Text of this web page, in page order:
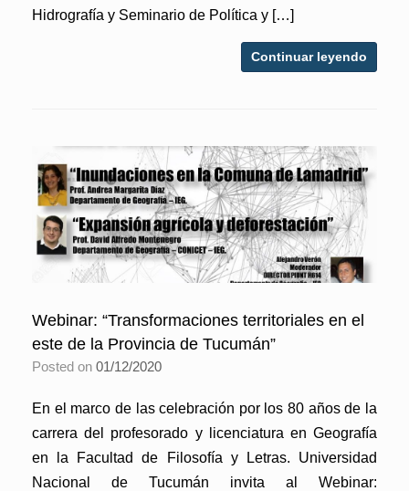
Hidrografía y Seminario de Política y […]
Continuar leyendo
Webinar: “Transformaciones territoriales en el
este de la Provincia de Tucumán”
Posted on 01/12/2020
En el marco de las celebración por los 80 años de la
carrera del profesorado y licenciatura en Geografía
en la Facultad de Filosofía y Letras. Universidad
Nacional de Tucumán invita al Webinar: